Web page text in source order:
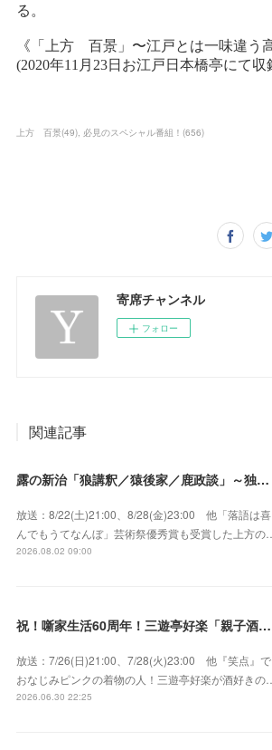
上方 百景(49) 必見のスペシャル番組！ (656)
寄席チャンネル
フォロー
関連記事
露の新治「狼講釈／猿後家／鹿政談」～独演会は毎回満員御礼！上方の人気重鎮落語家！
放送：8/22(土)21:00、8/28(金)23:00 他「落語は喜
んでもうてなんぼ」芸術祭優秀賞も受賞した上方の…
2026.08.02 09:00
祝！噺家生活60周年！三遊亭好楽「親子酒」錦笑亭満堂「桜ん坊」～満堂フェス2026
放送：7/26(日)21:00、7/28(火)23:00 他『笑点』で
おなじみピンクの着物の人！三遊亭好楽が酒好きの…
2026.06.30 22:25